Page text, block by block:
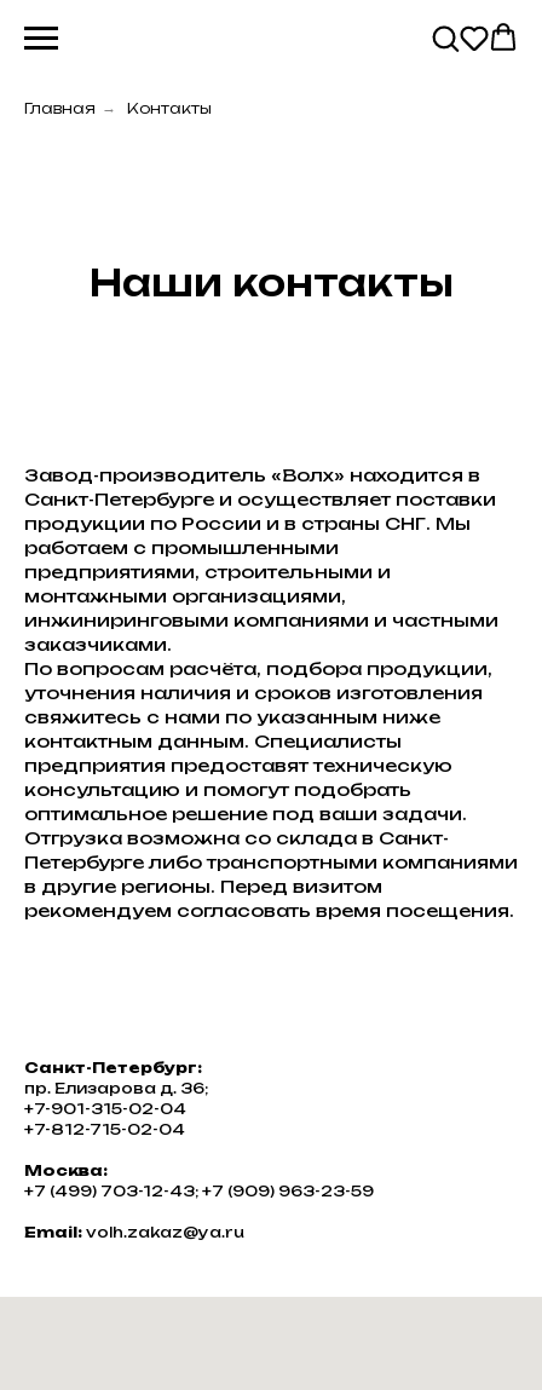
Главная → Контакты
Наши контакты
Завод-производитель «Волх» находится в
Санкт-Петербурге и осуществляет поставки
продукции по России и в страны СНГ. Мы
работаем с промышленными
предприятиями, строительными и
монтажными организациями,
инжиниринговыми компаниями и частными
заказчиками.
По вопросам расчёта, подбора продукции,
уточнения наличия и сроков изготовления
свяжитесь с нами по указанным ниже
контактным данным. Специалисты
предприятия предоставят техническую
консультацию и помогут подобрать
оптимальное решение под ваши задачи.
Отгрузка возможна со склада в Санкт-
Петербурге либо транспортными компаниями
в другие регионы. Перед визитом
рекомендуем согласовать время посещения.
Санкт-Петербург:
пр. Елизарова д. 36;
+7-901-315-02-04
+7-812-715-02-04
Москва:
+7 (499) 703-12-43; +7 (909) 963-23-59
Email: volh.zakaz@ya.ru